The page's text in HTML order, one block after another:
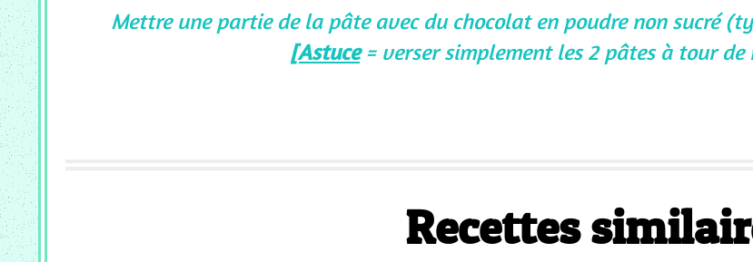
Mettre une partie de la pâte avec du chocolat en poudre non sucré
[Astuce= verser simplement les 2 pâtes à tour de
Recettes